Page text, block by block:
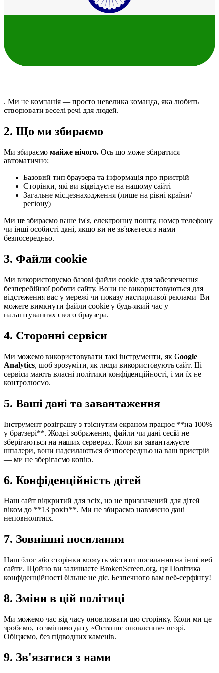
. Ми не компанія — просто невелика команда, яка любить
створювати веселі речі для людей.
2. Що ми збираємо
Ми збираємо майже нічого. Ось що може збиратися
автоматично:
Базовий тип браузера та інформація про пристрій
Сторінки, які ви відвідуєте на нашому сайті
Загальне місцезнаходження (лише на рівні країни/
регіону)
Ми не збираємо ваше ім'я, електронну пошту, номер телефону
чи інші особисті дані, якщо ви не зв'яжетеся з нами
безпосередньо.
3. Файли cookie
Ми використовуємо базові файли cookie для забезпечення
безперебійної роботи сайту. Вони не використовуються для
відстеження вас у мережі чи показу настирливої реклами. Ви
можете вимкнути файли cookie у будь-який час у
налаштуваннях свого браузера.
4. Сторонні сервіси
Ми можемо використовувати такі інструменти, як Google
Analytics, щоб зрозуміти, як люди використовують сайт. Ці
сервіси мають власні політики конфіденційності, і ми їх не
контролюємо.
5. Ваші дані та завантаження
Інструмент розіграшу з тріснутим екраном працює **на 100%
у браузері**. Жодні зображення, файли чи дані сесій не
зберігаються на наших серверах. Коли ви завантажуєте
шпалери, вони надсилаються безпосередньо на ваш пристрій
— ми не зберігаємо копію.
6. Конфіденційність дітей
Наш сайт відкритий для всіх, но не призначений для дітей
віком до **13 років**. Ми не збираємо навмисно дані
неповнолітніх.
7. Зовнішні посилання
Наш блог або сторінки можуть містити посилання на інші веб-
сайти. Щойно ви залишаєте BrokenScreen.org, ця Політика
конфіденційності більше не діє. Безпечного вам веб-серфінгу!
8. Зміни в цій політиці
Ми можемо час від часу оновлювати цю сторінку. Коли ми це
зробимо, то змінимо дату «Останнє оновлення» вгорі.
Обіцяємо, без підводних каменів.
9. Зв'язатися з нами